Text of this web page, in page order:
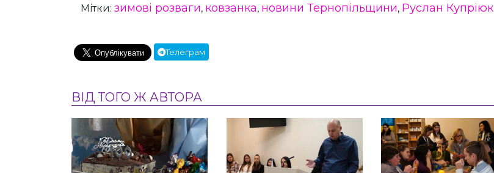
Мітки: зимові розваги, ковзанка, новини Тернопільщини, Руслан Купріюк
Телеграм
ВІД ТОГО Ж АВТОРА